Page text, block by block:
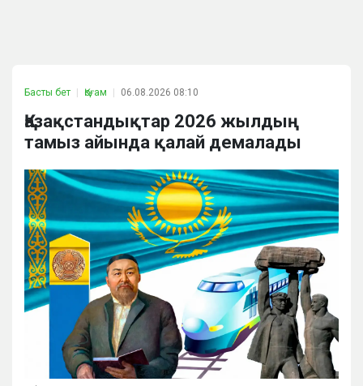
Басты бет Қоғам 06.08.2026 08:10
Қазақстандықтар 2026 жылдың
тамыз айында қалай демалады